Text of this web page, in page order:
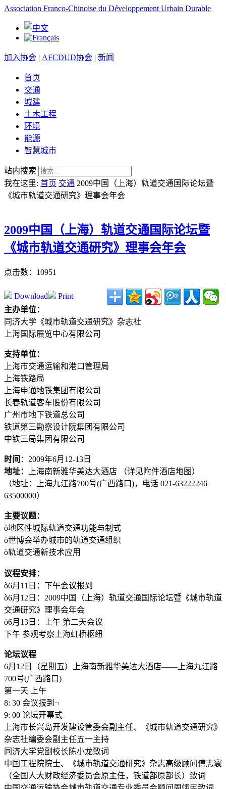
Association Franco-Chinoise du Développement Urbain Durable
加入协会 | AFCDUD协会 | 新闻
首页
交通
城建
土木工程
环境
能源
智慧城市
站内搜索
我在这里: 首页 交通 2009中国（上海）轨道交通国际论坛暨
《城市轨道交通研究》理事会年会
2009中国（上海）轨道交通国际论坛暨
《城市轨道交通研究》理事会年会
点击数：10951
Print
Download
主办单位：
同济大学《城市轨道交通研究》杂志社
上海国际展览中心有限公司
支持单位：
上海市交通运输和港口管理局
上海铁路局
上海申通地铁集团有限公司
长春轨道客车股份有限公司
广州市地下铁道总公司
铁道第三勘察设计院集团有限公司
中铁三局集团有限公司
时间 ：2009年6月12-13日
地址：
上海南新雅华美达大酒店 （详见附件酒店地图）
（地址：上海九江路700号(广西路口)，电话 021-63222246
63500000）
主要议题：
ò地区性城际轨道交通功能与制式
ò世博会举办城市的轨道交通组织
ò轨道交通新技术应用
议程安排：
ò6月11日：下午会议报到
ò6月12日：2009中国（上海）轨道交通国际论坛暨《城市轨道
交通研究》理事会年会
ò6月13日：上午 第二天会议
下午 参观考察上海虹桥枢纽
论坛议程
6月12日（星期五）上海南新雅华美达大酒店——上海九江路
700号(广西路口)
第一天 上午
8: 30 会议报到¬
9: 00 论坛开幕式
上海市长兴岛开发建设管委会副主任、《城市轨道交通研究》
杂志社编委会副主任五一主持
同济大学党副校长陈小龙致词
中国工程院院士、《城市轨道交通研究》杂志高级顾问傅志寰
（全国人大财政经济委员会原主任，铁道部原部长）致词